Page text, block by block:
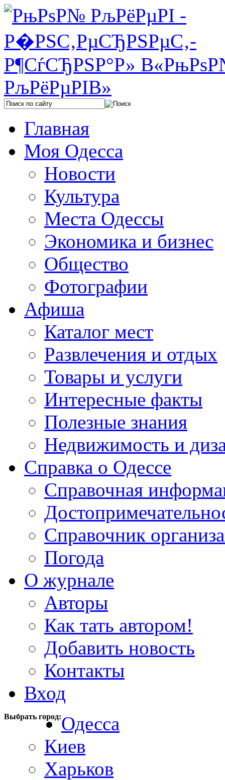
Главная
Моя Одесса
Новости
Культура
Места Одессы
Экономика и бизнес
Общество
Фотографии
Афиша
Каталог мест
Развлечения и отдых
Товары и услуги
Интересные факты
Полезные знания
Недвижимость и
Справка о Одессе
Справочная
Справочник
Погода
О журнале
Авторы
Как тать автором!
Добавить новость
Контакты
Вход
Выбрать город:Одесса
Киев
Харьков